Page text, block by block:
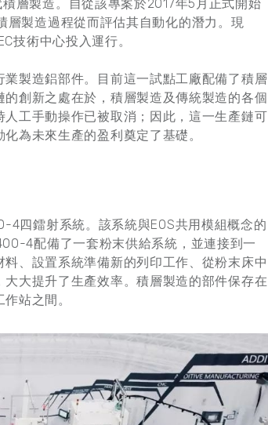
層製造。自從該專案於2017年5月正式開始
層製造過程從而評估其自動化的潛力。現
技術中心投入運行。
製造鋁部件。目前這一試點工廠配備了積層
創新之處在於，積層製造及傳統製造的各個
工手動操作已被取消；因此，這一生產鏈可
為未來生產的盈利奠定了基礎。
4四鐳射系統。該系統與EOS共用模組概念的
4配備了一套粉末供給系統，並連接到一
、設置系統準備新的列印工作、從粉末床中
大提升了生產效率。積層製造的部件保存在
站之間。